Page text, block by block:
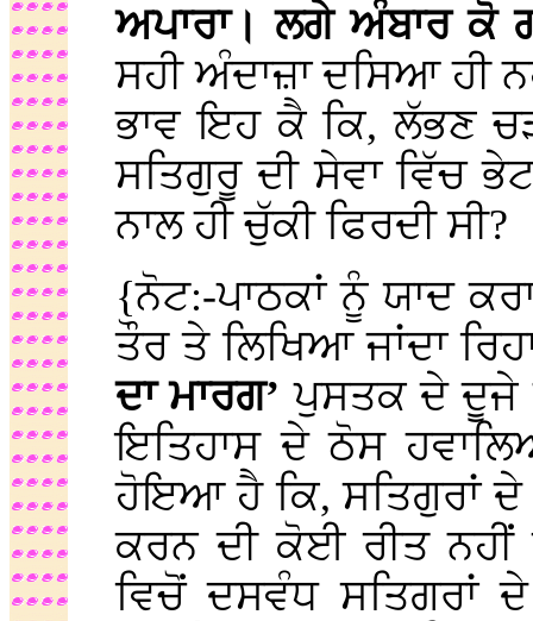
ਅਪਾਰਾ। ਲਗੇ ਅੰਬਾਰ ਕੋ
ਸਹੀ ਅੰਦਾਜ਼ਾ ਦਸਿਆ ਹੀ
ਭਾਵ ਇਹ ਕੈ ਕਿ, ਲੱਭਣ
ਸਤਿਗੁਰੂ ਦੀ ਸੇਵਾ ਵਿੱਚ
ਨਾਲ ਹੀ ਚੁੱਕੀ ਫਿਰਦੀ ਸੀ?
{ਨੋਟ:-ਪਾਠਕਾਂ ਨੂੰ ਯਾਦ
ਤੌਰ ਤੇ ਲਿਖਿਆ ਜਾਂਦਾ
ਦਾ ਮਾਰਗ’ਪੁਸਤਕ ਦੇ ਦੂਜੇ
ਇਤਿਹਾਸ ਦੇ ਠੋਸ
ਹੋਇਆ ਹੈ ਕਿ, ਸਤਿਗੁਰਾਂ
ਕਰਨ ਦੀ ਕੋਈ ਰੀਤ
ਵਿਚੋਂ ਦਸਵੰਧ ਸਤਿਗਰਾਂ